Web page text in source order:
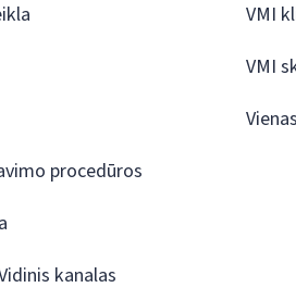
procedūros
kanalas
VMI
VMI